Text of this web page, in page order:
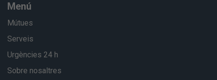
Menú
Mútues
Serveis
Urgències 24 h
Sobre nosaltres